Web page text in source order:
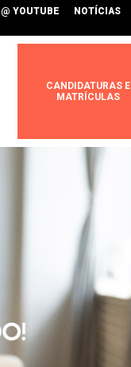
@ YOUTUBE NOTÍCIAS
CANDIDATURAS E
MATRÍCULAS